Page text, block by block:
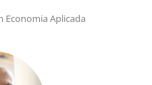
Economia Aplicada